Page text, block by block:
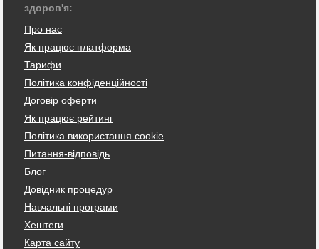
здоров'я:
Про нас
Як працює платформа
Тарифи
Політика конфіденційності
Договір оферти
Як працює рейтинг
Політика використання cookie
Питання-відповідь
Блог
Довідник процедур
Навчальні програми
Хештеги
Карта сайту